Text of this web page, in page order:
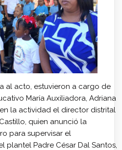
al acto, estuvieron a cargo de
María Auxiliadora, Adriana
la actividad el director distrital
quien anunció la
para supervisar el
plantel Padre César Dal Santos,